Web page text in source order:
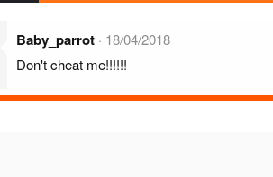
Baby_parrot
18/04/2018
Don't cheat me!!!!!!